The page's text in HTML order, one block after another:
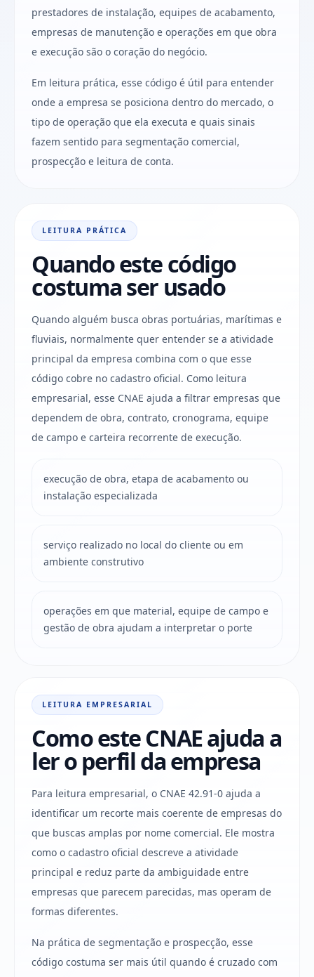
prestadores de instalação, equipes de acabamento,
empresas de manutenção e operações em que obra
e execução são o coração do negócio.
Em leitura prática, esse código é útil para entender
onde a empresa se posiciona dentro do mercado, o
tipo de operação que ela executa e quais sinais
fazem sentido para segmentação comercial,
prospecção e leitura de conta.
LEITURA PRÁTICA
Quando este código
costuma ser usado
Quando alguém busca obras portuárias, marítimas e
fluviais, normalmente quer entender se a atividade
principal da empresa combina com o que esse
código cobre no cadastro oficial. Como leitura
empresarial, esse CNAE ajuda a filtrar empresas que
dependem de obra, contrato, cronograma, equipe
de campo e carteira recorrente de execução.
execução de obra, etapa de acabamento ou
instalação especializada
serviço realizado no local do cliente ou em
ambiente construtivo
operações em que material, equipe de campo e
gestão de obra ajudam a interpretar o porte
LEITURA EMPRESARIAL
Como este CNAE ajuda a
ler o perfil da empresa
Para leitura empresarial, o CNAE 42.91-0 ajuda a
identificar um recorte mais coerente de empresas do
que buscas amplas por nome comercial. Ele mostra
como o cadastro oficial descreve a atividade
principal e reduz parte da ambiguidade entre
empresas que parecem parecidas, mas operam de
formas diferentes.
Na prática de segmentação e prospecção, esse
código costuma ser mais útil quando é cruzado com